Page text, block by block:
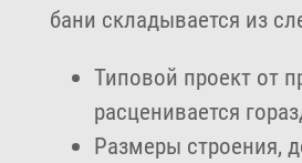
бани складывается из
Типовой проект от
расценивается
Размеры строения,